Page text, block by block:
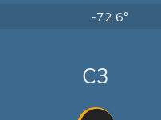
-72.6°
C3